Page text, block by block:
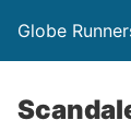
Globe